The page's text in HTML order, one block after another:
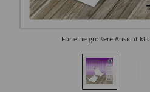
Für eine größere Ansicht